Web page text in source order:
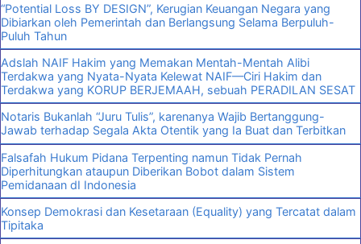
“Potential Loss BY DESIGN”, Kerugian Keuangan Negara yang
Dibiarkan oleh Pemerintah dan Berlangsung Selama Berpuluh-
Puluh Tahun
Adslah NAIF Hakim yang Memakan Mentah-Mentah Alibi
Terdakwa yang Nyata-Nyata Kelewat NAIF—Ciri Hakim dan
Terdakwa yang KORUP BERJEMAAH, sebuah PERADILAN SESAT
Notaris Bukanlah “Juru Tulis”, karenanya Wajib Bertanggung-
Jawab terhadap Segala Akta Otentik yang Ia Buat dan Terbitkan
Falsafah Hukum Pidana Terpenting namun Tidak Pernah
Diperhitungkan ataupun Diberikan Bobot dalam Sistem
Pemidanaan dI Indonesia
Konsep Demokrasi dan Kesetaraan (Equality) yang Tercatat dalam
Tipitaka